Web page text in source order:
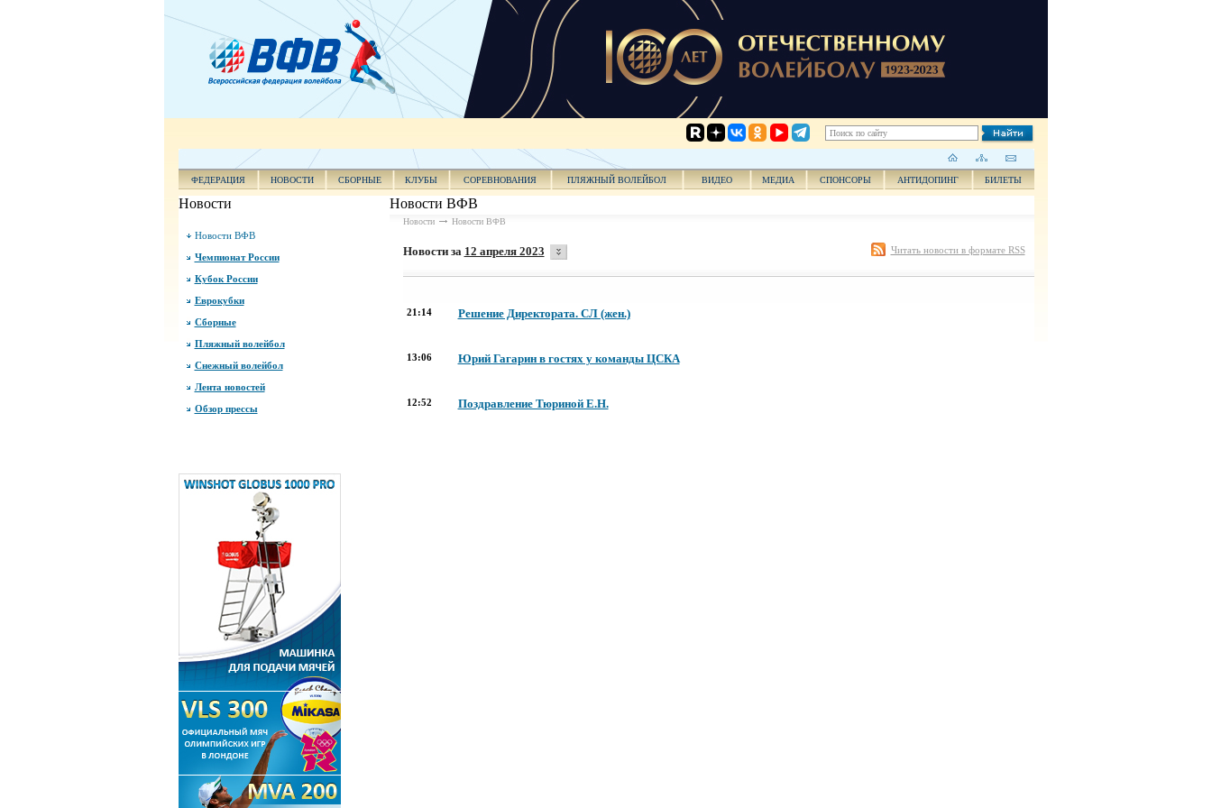
ФЕДЕРАЦИЯ НОВОСТИ СБОРНЫЕ КЛУБЫ СОРЕВНОВАНИЯ ПЛЯЖНЫЙ ВОЛЕЙБОЛ ВИДЕО МЕДИА СПОНСОРЫ АНТИДОПИНГ БИЛЕТЫ
Новости
Новости ВФВ
Чемпионат России
Кубок России
Еврокубки
Сборные
Пляжный волейбол
Снежный волейбол
Лента новостей
Обзор прессы
Новости ВФВ
Новости Новости ВФВ
Новости за 12 апреля 2023 Читать новости в формате RSS
21:14 Решение Директората. СЛ (жен.)
13:06 Юрий Гагарин в гостях у команды ЦСКА
12:52 Поздравление Тюриной Е.Н.